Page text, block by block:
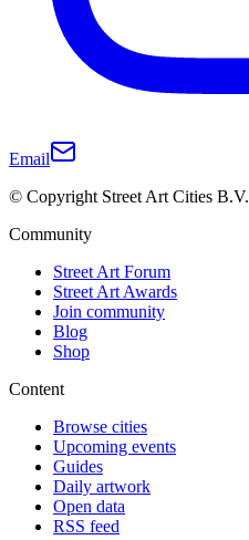
Email
© Copyright Street Art Cities B.V.
Community
Street Art Forum
Street Art Awards
Join community
Blog
Shop
Content
Browse cities
Upcoming events
Guides
Daily artwork
Open data
RSS feed